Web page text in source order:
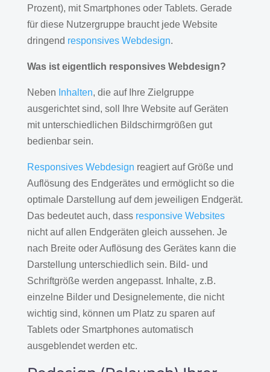
Prozent), mit Smartphones oder Tablets. Gerade
für diese Nutzergruppe braucht jede Website
dringend responsives Webdesign.
Was ist eigentlich responsives Webdesign?
Neben Inhalten, die auf Ihre Zielgruppe
ausgerichtet sind, soll Ihre Website auf Geräten
mit unterschiedlichen Bildschirmgrößen gut
bedienbar sein.
Responsives Webdesign reagiert auf Größe und
Auflösung des Endgerätes und ermöglicht so die
optimale Darstellung auf dem jeweiligen Endgerät.
Das bedeutet auch, dass responsive Websites
nicht auf allen Endgeräten gleich aussehen. Je
nach Breite oder Auflösung des Gerätes kann die
Darstellung unterschiedlich sein. Bild- und
Schriftgröße werden angepasst. Inhalte, z.B.
einzelne Bilder und Designelemente, die nicht
wichtig sind, können um Platz zu sparen auf
Tablets oder Smartphones automatisch
ausgeblendet werden etc.